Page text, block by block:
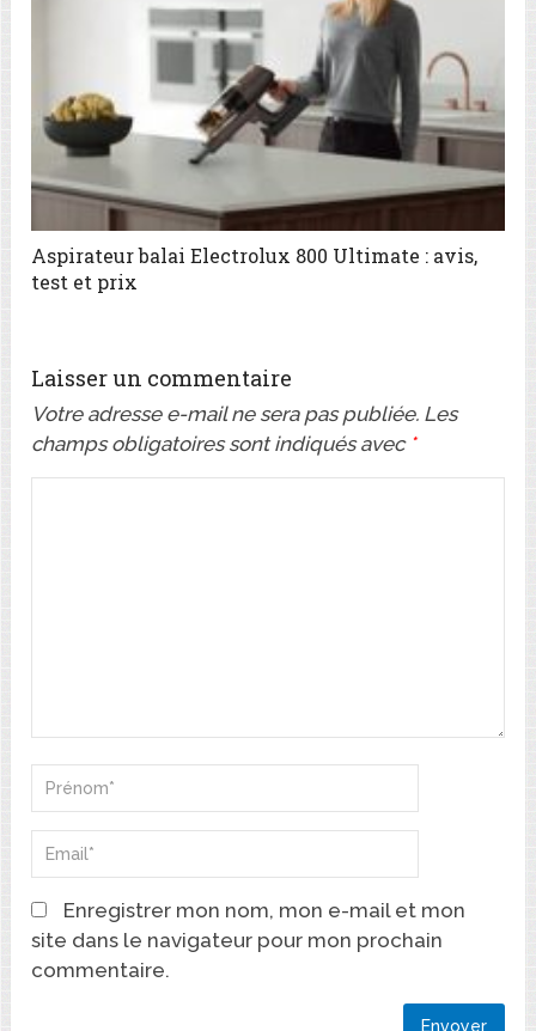
Aspirateur balai Electrolux 800 Ultimate : avis,
test et prix
Laisser un commentaire
Votre adresse e-mail ne sera pas publiée. Les
champs obligatoires sont indiqués avec *
Enregistrer mon nom, mon e-mail et mon
site dans le navigateur pour mon prochain
commentaire.